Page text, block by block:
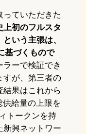
っていただきた
上初のフルスタ
いう主張は、
基づくもので
ーで検証でき
すが、第三者の
結果はこれから
給量の上限を
トークンを持
新興ネットワー